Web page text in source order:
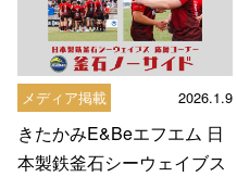
メディア掲載 2026.1.9
きたかみE&Beエフエム 日
本製鉄釜石シーウェイブス